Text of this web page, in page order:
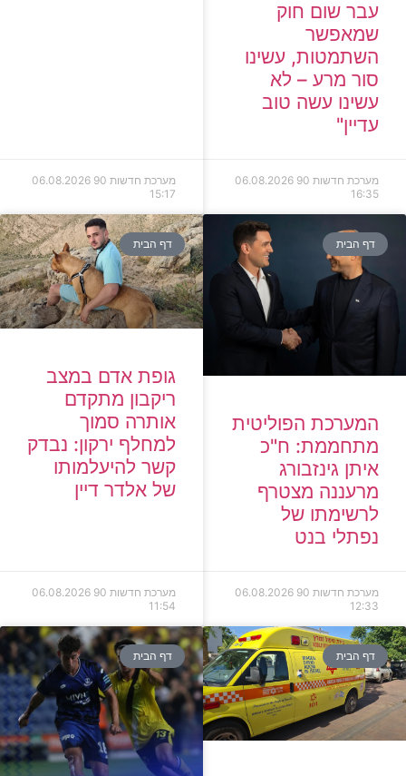
עבר שום חוק
שמאפשר
השתמטות, עשינו
סור מרע – לא
עשינו עשה טוב
עדיין"
מערכת חדשות 90
06.08.2026
16:35
מערכת חדשות 90
06.08.2026
15:17
דף הבית
המערכת הפוליטית
מתחממת: ח"כ
איתן גינזבורג
מרעננה מצטרף
לרשימתו של
נפתלי בנט
מערכת חדשות 90
06.08.2026
12:33
דף הבית
גופת אדם במצב
ריקבון מתקדם
אותרה סמוך
למחלף ירקון: נבדק
קשר להיעלמותו
של אלדר דיין
מערכת חדשות 90
06.08.2026
11:54
דף הבית דף הבית